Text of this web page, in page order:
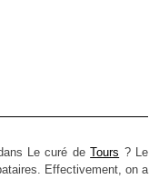
Le curé deTours ? Le
Effectivement, on a